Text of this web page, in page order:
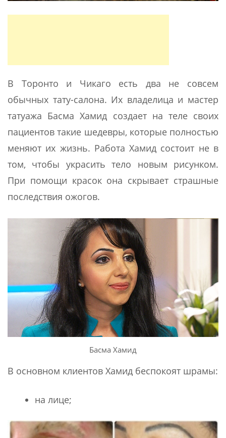
В Торонто и Чикаго есть два не совсем
обычных тату-салона. Их владелица и мастер
татуажа Басма Хамид создает на теле своих
пациентов такие шедевры, которые полностью
меняют их жизнь. Работа Хамид состоит не в
том, чтобы украсить тело новым рисунком.
При помощи красок она скрывает страшные
последствия ожогов.
Басма Хамид
В основном клиентов Хамид беспокоят шрамы:
на лице;